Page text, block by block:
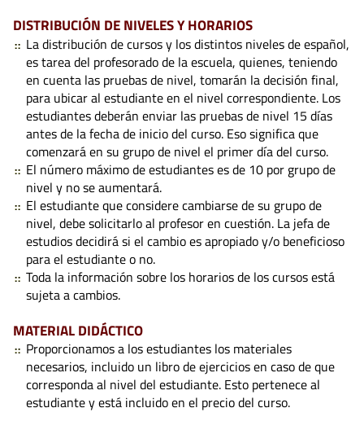
DISTRIBUCIÓN DE NIVELES Y HORARIOS
La distribución de cursos y los distintos niveles de español,
es tarea del profesorado de la escuela, quienes, teniendo
en cuenta las pruebas de nivel, tomarán la decisión final,
para ubicar al estudiante en el nivel correspondiente. Los
estudiantes deberán enviar las pruebas de nivel 15 días
antes de la fecha de inicio del curso. Eso significa que
comenzará en su grupo de nivel el primer día del curso.
El número máximo de estudiantes es de 10 por grupo de
nivel y no se aumentará.
El estudiante que considere cambiarse de su grupo de
nivel, debe solicitarlo al profesor en cuestión. La jefa de
estudios decidirá si el cambio es apropiado y/o beneficioso
para el estudiante o no.
Toda la información sobre los horarios de los cursos está
sujeta a cambios.
MATERIAL DIDÁCTICO
Proporcionamos a los estudiantes los materiales
necesarios, incluido un libro de ejercicios en caso de que
corresponda al nivel del estudiante. Esto pertenece al
estudiante y está incluido en el precio del curso.